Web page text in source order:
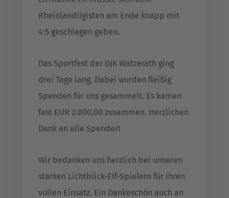
Rheinlandligisten am Ende knapp mit
4:5 geschlagen geben.
Das Sportfest der DJK Watzerath ging
drei Tage lang. Dabei wurden fleißig
Spenden für uns gesammelt. Es kamen
fast EUR 2.000,00 zusammen. Herzlichen
Dank an alle Spender!
Wir bedanken uns herzlich bei unseren
starken Lichtblick-Elf-Spielern für ihren
vollen Einsatz. Ein Dankeschön auch an